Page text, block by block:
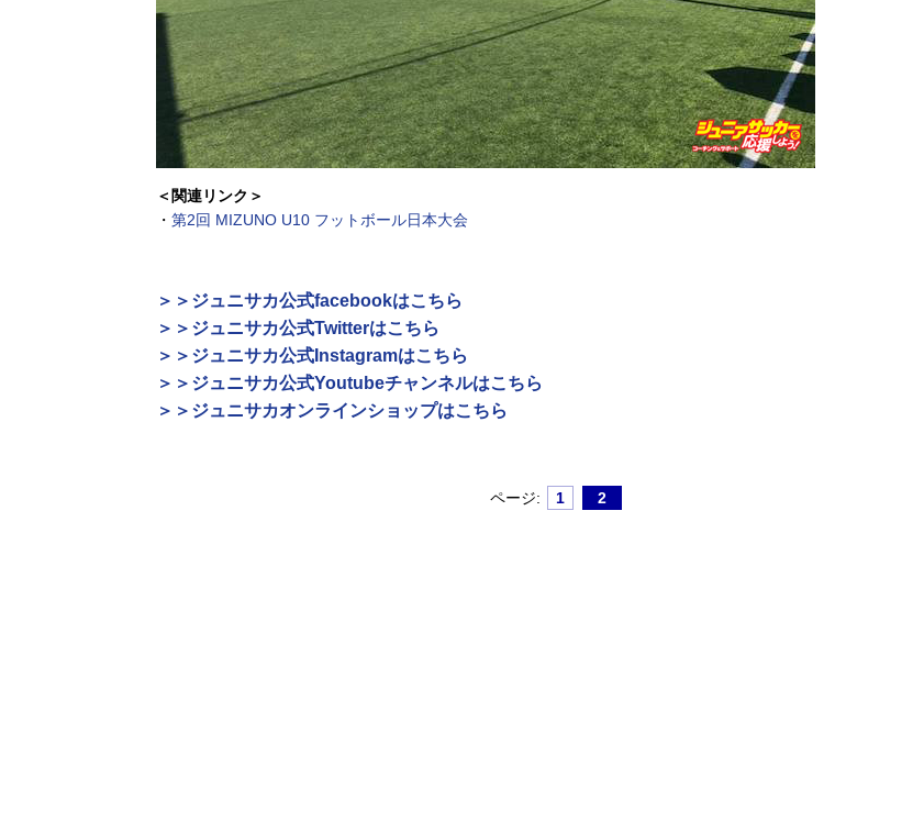
＜関連リンク＞
・ 第2回 MIZUNO U10 フットボール日本大会
＞＞ジュニサカ公式facebookはこちら
＞＞ジュニサカ公式Twitterはこちら
＞＞ジュニサカ公式Instagramはこちら
＞＞ジュニサカ公式Youtubeチャンネルはこちら
＞＞ジュニサカオンラインショップはこちら
ページ: 1 2